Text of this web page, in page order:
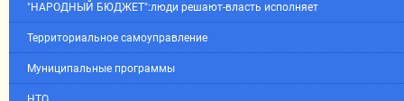
"НАРОДНЫЙ БЮДЖЕТ":люди решают-власть исполняет
Территориальное самоуправление
Муниципальные программы